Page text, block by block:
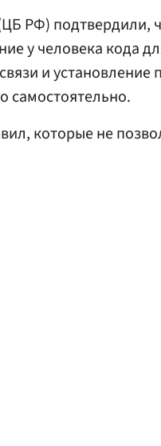
РФ) подтвердили,
у человека кода
и установление
самостоятельно.
которые не